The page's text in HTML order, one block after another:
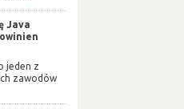
Java
jeden z
zawodów